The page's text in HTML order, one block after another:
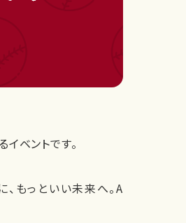
イベントです。
もっといい未来へ。A